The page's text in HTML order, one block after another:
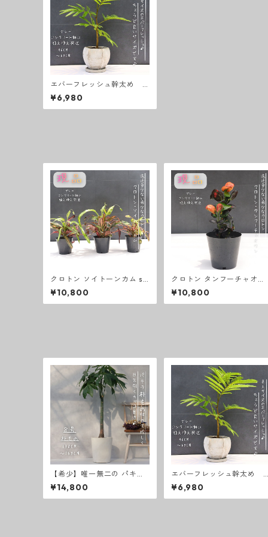
エバーフレッシュ幹太め
テーブルサイズ 写真の黒色
コンクリート鉢に植え替え
て出荷♪
¥6,980
クロトン ソイトーンカム so
i thong kam 卓上サイズ 観
葉植物 熱帯植物 テーブルサ
イズ
¥10,800
クロトン タンフーチャオワ
ン 卓上サイズ 観葉植物 熱帯
植物 テーブルサイズ
¥10,800
【希少】唯一無二の パキラ
朴もの 仕立て８号 お祝い ギ
フト 開店祝い ラッピング 無
料 観葉植物 プレゼント ねじ
¥14,800
エバーフレッシュ幹太め
テーブルサイズ 写真の黒色
コンクリート鉢に植え替え
て出荷♪
¥6,980